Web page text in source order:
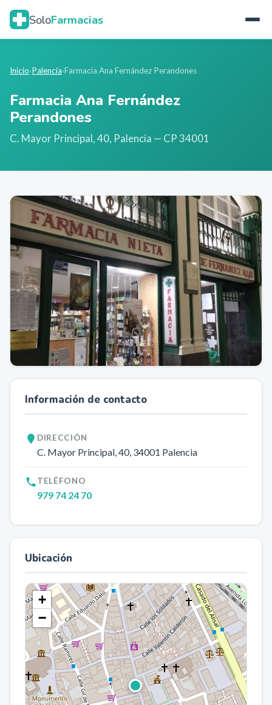
SoloFarmacias
Inicio›Palencia›Farmacia Ana Fernández Perandones
Farmacia Ana Fernández
Perandones
C. Mayor Principal, 40, Palencia — CP 34001
Información de contacto
DIRECCIÓN
C. Mayor Principal, 40, 34001 Palencia
TELÉFONO
979 74 24 70
Ubicación
+
−